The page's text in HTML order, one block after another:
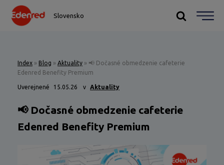
Slovensko
Index » Blog » Aktuality » 📢 Dočasné obmedzenie cafeterie
Edenred Benefity Premium
Uverejnené 15.05.26 v Aktuality
📢 Dočasné obmedzenie cafeterie
Edenred Benefity Premium